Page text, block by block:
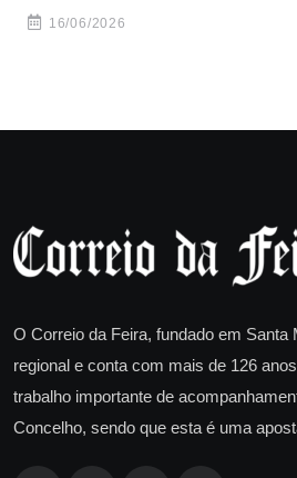
16/06/2026
O Correio da Feira, fundado em Santa
regional e conta com mais de 126
trabalho importante de
Concelho, sendo que esta é uma